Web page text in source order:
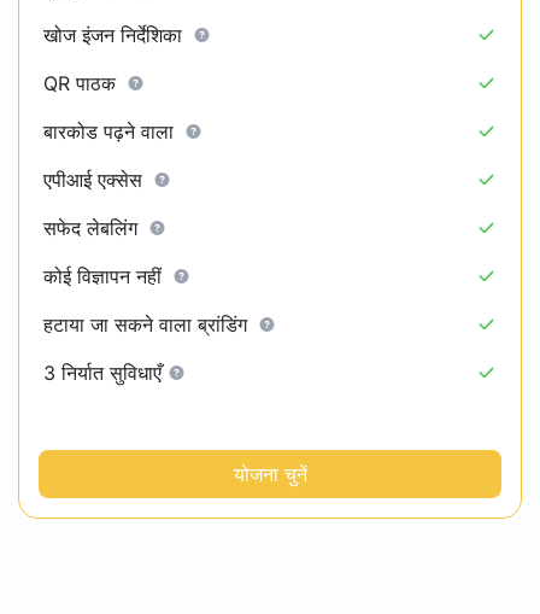
खोज इंजन निर्देशिका
QR पाठक
बारकोड पढ़ने वाला
एपीआई एक्सेस
सफेद लेबलिंग
कोई विज्ञापन नहीं
हटाया जा सकने वाला ब्रांडिंग
3 निर्यात सुविधाएँ
योजना चुनें